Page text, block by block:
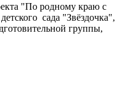
"По родному краю с
сада "Звёздочка",
группы,